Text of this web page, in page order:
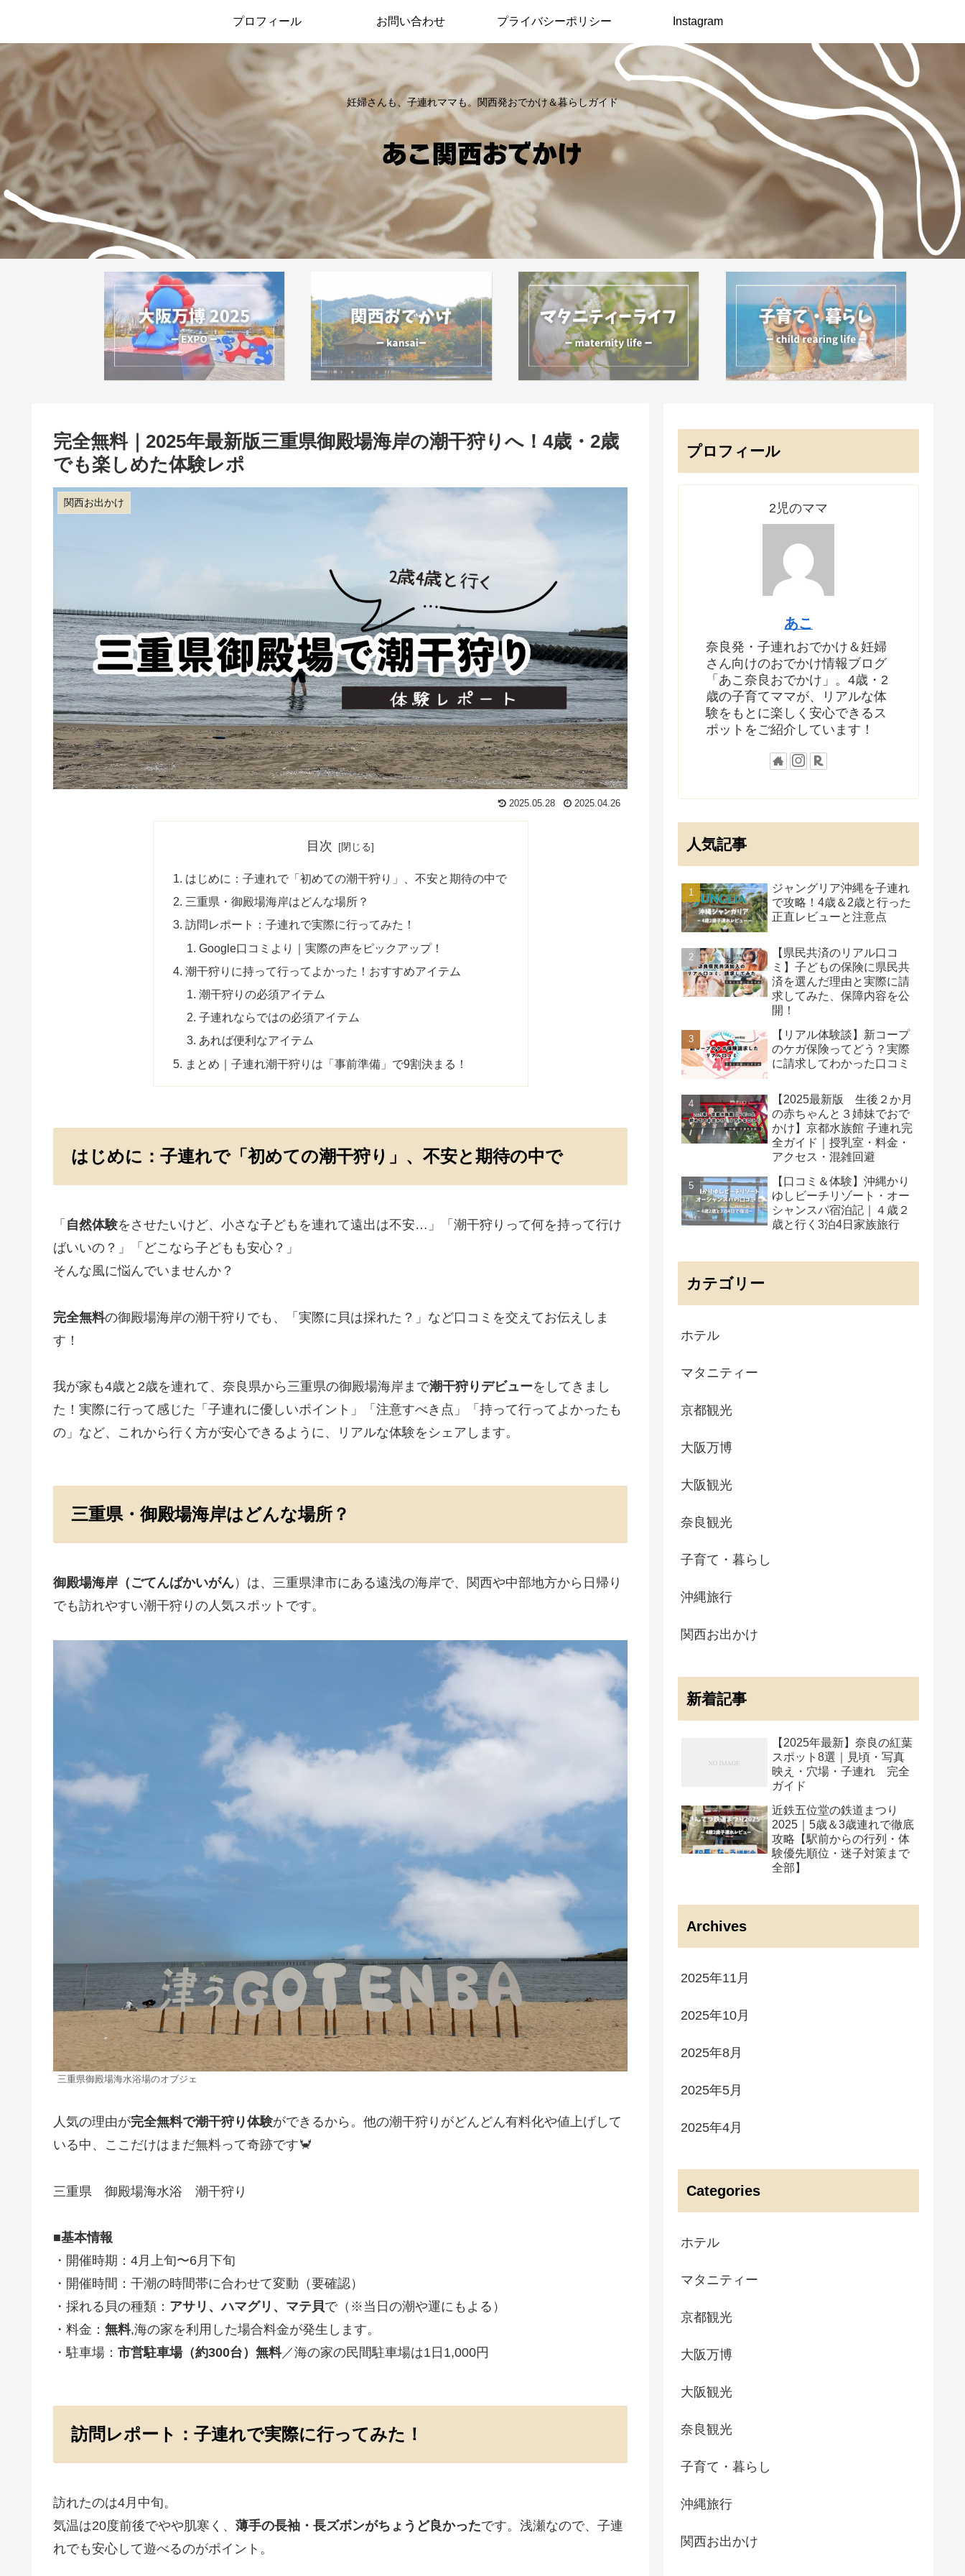
妊婦さんも、子連れママも。関西発おでかけ＆暮らしガイド
プロフィール お問い合わせ プライバシーポリシー Instagram
完全無料｜2025年最新版三重県御殿場海岸の潮干狩りへ！4歳・2歳
でも楽しめた体験レポ
関西お出かけ
2025.05.28 2025.04.26
目次
はじめに：子連れで「初めての潮干狩り」、不安と期待の中で
三重県・御殿場海岸はどんな場所？
訪問レポート：子連れで実際に行ってみた！
Google口コミより｜実際の声をピックアップ！
潮干狩りに持って行ってよかった！おすすめアイテム
潮干狩りの必須アイテム
子連れならではの必須アイテム
あれば便利なアイテム
まとめ｜子連れ潮干狩りは「事前準備」で9割決まる！
はじめに：子連れで「初めての潮干狩り」、不安と期待の中で
「 自然体験をさせたいけど、小さな子どもを連れて遠出は不安…」「潮干狩りって何を持って行け
ばいいの？」「どこなら子どもも安心？」
そんな風に悩んでいませんか？
完全無料の御殿場海岸の潮干狩りでも、「実際に貝は採れた？」など口コミを交えてお伝えしま
す！
我が家も4歳と2歳を連れて、奈良県から三重県の御殿場海岸まで潮干狩りデビューをしてきまし
た！実際に行って感じた「子連れに優しいポイント」「注意すべき点」「持って行ってよかったも
の」など、これから行く方が安心できるように、リアルな体験をシェアします。
三重県・御殿場海岸はどんな場所？
御殿場海岸（ごてんばかいがん）は、三重県津市にある遠浅の海岸で、関西や中部地方から日帰り
でも訪れやすい潮干狩りの人気スポットです。
三重県御殿場海水浴場のオブジェ
人気の理由が完全無料で潮干狩り体験ができるから。他の潮干狩りがどんどん有料化や値上げして
いる中、ここだけはまだ無料って奇跡です🦀
三重県 御殿場海水浴 潮干狩り
■基本情報
・開催時期：4月上旬〜6月下旬
・開催時間：干潮の時間帯に合わせて変動（要確認）
・採れる貝の種類： アサリ、ハマグリ、マテ貝で（※当日の潮や運にもよる）
・料金： 無料,海の家を利用した場合料金が発生します。
・駐車場： 市営駐車場（約300台）無料／海の家の民間駐車場は1日1,000円
訪問レポート：子連れで実際に行ってみた！
訪れたのは4月中旬。
気温は20度前後でやや肌寒く、 薄手の長袖・長ズボンがちょうど良かったです。浅瀬なので、子連
れでも安心して遊べるのがポイント。
プロフィール
2児のママ
あこ
奈良発・子連れおでかけ＆妊婦
さん向けのおでかけ情報ブログ
「あこ奈良おでかけ」。4歳・2
歳の子育てママが、リアルな体
験をもとに楽しく安心できるス
ポットをご紹介しています！
人気記事
ジャングリア沖縄を子連れ
で攻略！4歳＆2歳と行った
正直レビューと注意点
【県民共済のリアル口コ
ミ】子どもの保険に県民共
済を選んだ理由と実際に請
求してみた、保障内容を公
開！
【リアル体験談】新コープ
のケガ保険ってどう？実際
に請求してわかった口コミ
【2025最新版 生後２か月
の赤ちゃんと３姉妹でおで
かけ】京都水族館 子連れ完
全ガイド｜授乳室・料金・
アクセス・混雑回避
【口コミ＆体験】沖縄かり
ゆしビーチリゾート・オー
シャンスパ宿泊記｜４歳２
歳と行く3泊4日家族旅行
カテゴリー
ホテル
マタニティー
京都観光
大阪万博
大阪観光
奈良観光
子育て・暮らし
沖縄旅行
関西お出かけ
新着記事
【2025年最新】奈良の紅葉
スポット8選｜見頃・写真
映え・穴場・子連れ 完全
ガイド
近鉄五位堂の鉄道まつり
2025｜5歳＆3歳連れで徹底
攻略【駅前からの行列・体
験優先順位・迷子対策まで
全部】
Archives
2025年11月
2025年10月
2025年8月
2025年5月
2025年4月
Categories
ホテル
マタニティー
京都観光
大阪万博
大阪観光
奈良観光
子育て・暮らし
沖縄旅行
関西お出かけ